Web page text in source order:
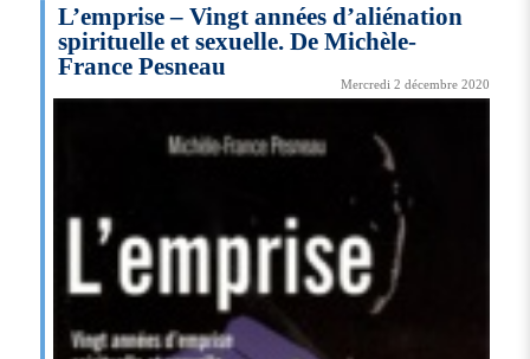
L’emprise – Vingt années d’aliénation
spirituelle et sexuelle. De Michèle-
France Pesneau
Mercredi 2 décembre 2020